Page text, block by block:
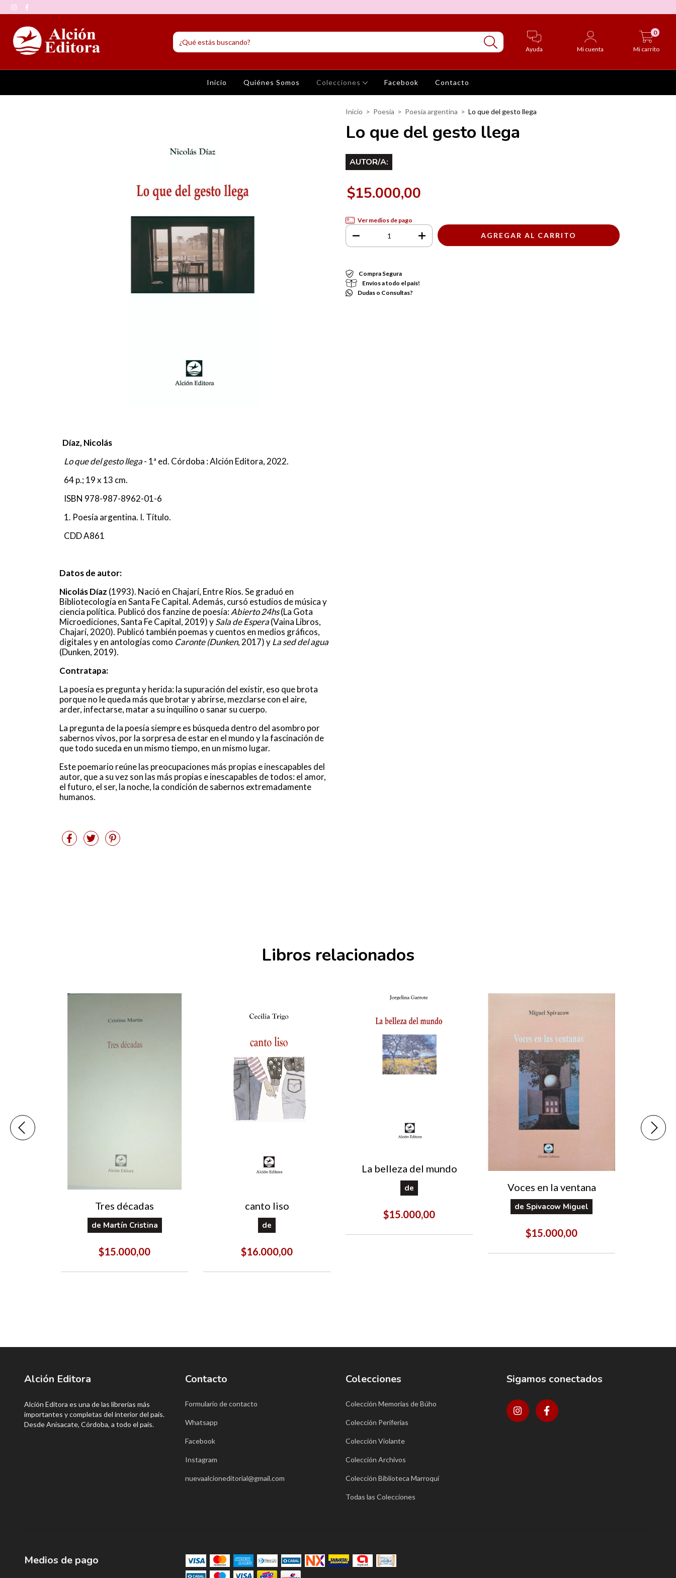
Ayuda Mi cuenta Mi carrito
0
Inicio Quiénes Somos Colecciones Facebook Contacto
Díaz, Nicolás
Lo que del gesto llega- 1ª ed. Córdoba : Alción Editora, 2022.
64 p.; 19 x 13 cm.
ISBN 978-987-8962-01-6
1. Poesía argentina. I. Título.
CDD A861
Datos de autor:
Nicolás Díaz (1993). Nació en Chajarí, Entre Ríos. Se graduó en
Bibliotecología en Santa Fe Capital. Además, cursó estudios de música y
ciencia política. Publicó dos fanzine de poesía:Abierto 24hs(La Gota
Microediciones, Santa Fe Capital, 2019) ySala de Espera(Vaina Libros,
Chajarí, 2020). Publicó también poemas y cuentos en medios gráficos,
digitales y en antologías como Caronte (Dunken, 2017) yLa sed del agua
(Dunken, 2019).
Contratapa:
La poesía es pregunta y herida: la supuración del existir, eso que brota
porque no le queda más que brotar y abrirse, mezclarse con el aire,
arder, infectarse, matar a su inquilino o sanar su cuerpo.
La pregunta de la poesía siempre es búsqueda dentro del asombro por
sabernos vivos, por la sorpresa de estar en el mundo y la fascinación de
que todo suceda en un mismo tiempo, en un mismo lugar.
Este poemario reúne las preocupaciones más propias e inescapables del
autor, que a su vez son las más propias e inescapables de todos: el amor,
el futuro, el ser, la noche, la condición de sabernos extremadamente
humanos.
Inicio > Poesía > Poesía argentina > Lo que del gesto llega
Lo que del gesto llega
AUTOR/A:
$15.000,00
Ver medios de pago
Compra Segura
Envíos a todo el país!
Dudas o Consultas?
Libros relacionados
Tres décadas
de Martín Cristina
$15.000,00
canto liso
de
$16.000,00
La belleza del mundo
de
$15.000,00
Voces en la ventana
de Spivacow Miguel
$15.000,00
Un
Alción Editora
Alción Editora es una de las librerías más
importantes y completas del interior del país.
Desde Anisacate, Córdoba, a todo el país.
Contacto
Formulario de contacto
Whatsapp
Facebook
Instagram
nuevaalcioneditorial@gmail.com
Colecciones
Colección Memorias de Búho
Colección Periferias
Colección Violante
Colección Archivos
Colección Biblioteca Marroquí
Todas las Colecciones
Sigamos conectados
Medios de pago